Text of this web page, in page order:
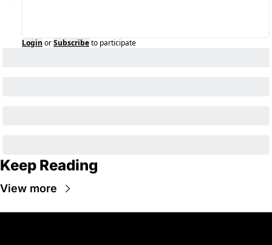
Login orSubscribeto participate
Keep Reading
View more